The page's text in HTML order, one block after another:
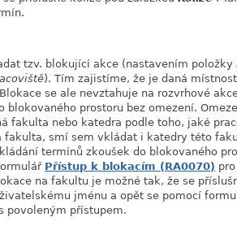
tzv. blokující akce (nastavením položky
). Tím zajistíme, že je daná
se ale nevztahuje na rozvrhové
prostoru bez omezení.
fakulta nebo katedra podle toho, jaké
fakulta, smí sem vkládat i katedry této
termínů zkoušek do blokovaného
Přístup k blokacím (RA0070)
na fakultu je možné tak, že se
jménu a opět se pomocí
povoleným přístupem.